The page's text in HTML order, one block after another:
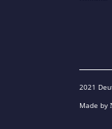
2021
Made by